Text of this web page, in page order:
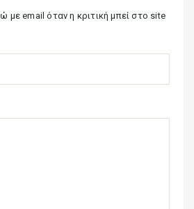
email όταν η κριτική μπεί στο site